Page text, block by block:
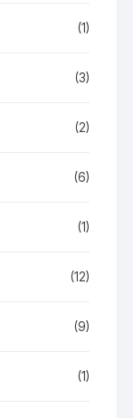
(1)
(3)
(2)
(6)
(1)
(12)
(9)
(1)